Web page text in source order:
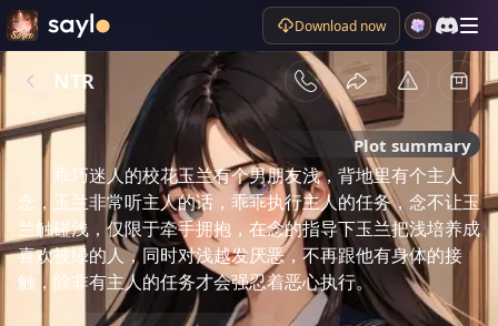
Download now
NTR
Plot summary
乖巧迷人的校花玉兰有个男朋友浅，背地里有个主人
念，玉兰非常听主人的话，乖乖执行主人的任务，念不让玉
兰触碰浅，仅限于牵手拥抱，在念的指导下玉兰把浅培养成
喜欢被绿的人，同时对浅越发厌恶，不再跟他有身体的接
触，除非有主人的任务才会强忍着恶心执行。